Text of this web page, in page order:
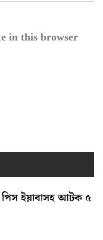
in this browser
পিস ইয়াবাসহ আটক ৫